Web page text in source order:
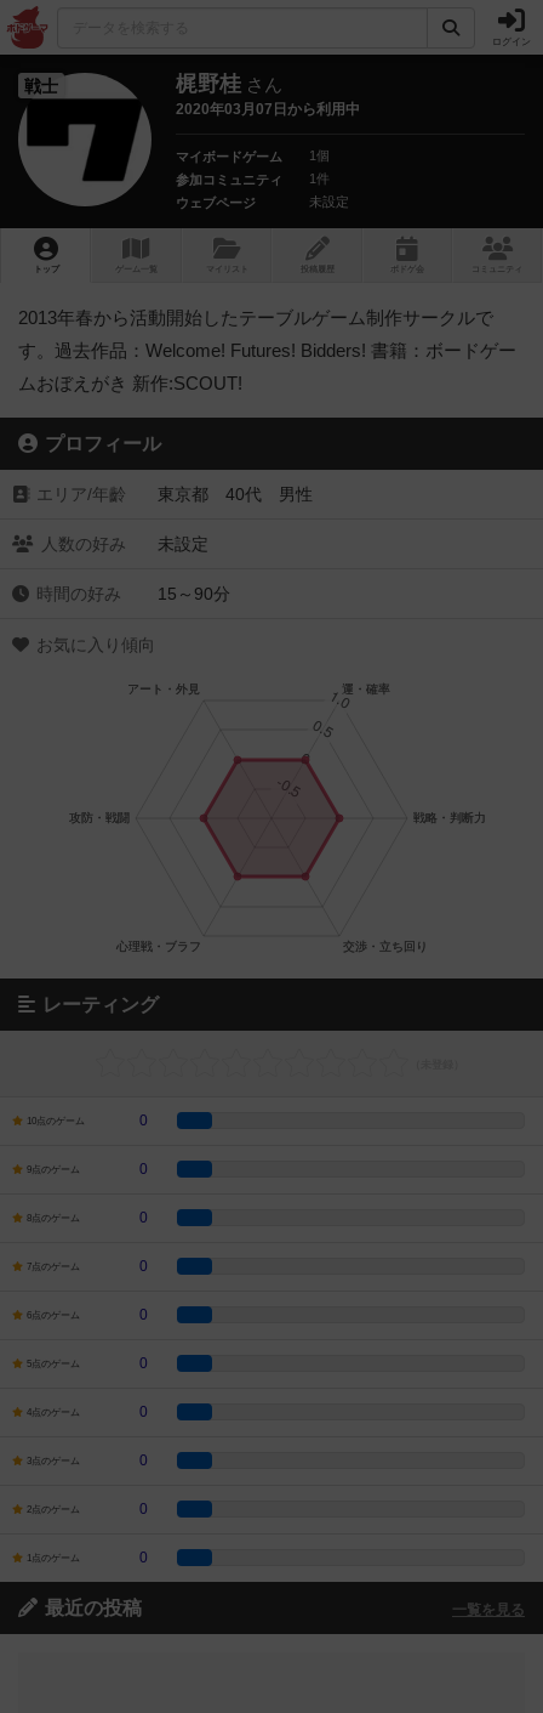
ログイン
戦士 梶野桂 さん
2020年03月07日から利用中
マイボードゲーム
1個
参加コミュニティ
1件
ウェブページ
未設定
トップ ゲーム一覧 マイリスト 投稿履歴 ボ ドゲ コミュニティ
2013年春から活動開始したテーブルゲーム制作サークルで
す。過去作品：Welcome! Futures! Bidders! 書籍：ボードゲー
ムおぼえがき 新作:SCOUT!
プロフィール
エリア/年齡 東京都 40代 男性
人数の好み 未設定
時間の好み 15～90分
お気に入り傾向
レーティング
10点のゲーム 0
9点のゲーム 0
8点のゲーム 0
7点のゲーム 0
6点のゲーム 0
5点のゲーム 0
4点のゲーム 0
3点のゲーム 0
2点のゲーム 0
1点のゲーム 0
最近の投稿 一覧を見る